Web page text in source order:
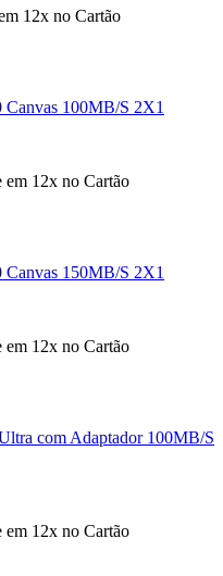
12x no Cartão
100MB/S 2X1
em 12x no Cartão
150MB/S 2X1
em 12x no Cartão
com Adaptador 100MB/S
em 12x no Cartão